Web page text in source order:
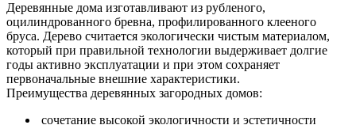
Деревянные дома изготавливают из рубленого,
оцилиндрованного бревна, профилированного клееного
бруса. Дерево считается экологически чистым материалом,
который при правильной технологии выдерживает долгие
годы активно эксплуатации и при этом сохраняет
первоначальные внешние характеристики.
Преимущества деревянных загородных домов:
сочетание высокой экологичности и эстетичности